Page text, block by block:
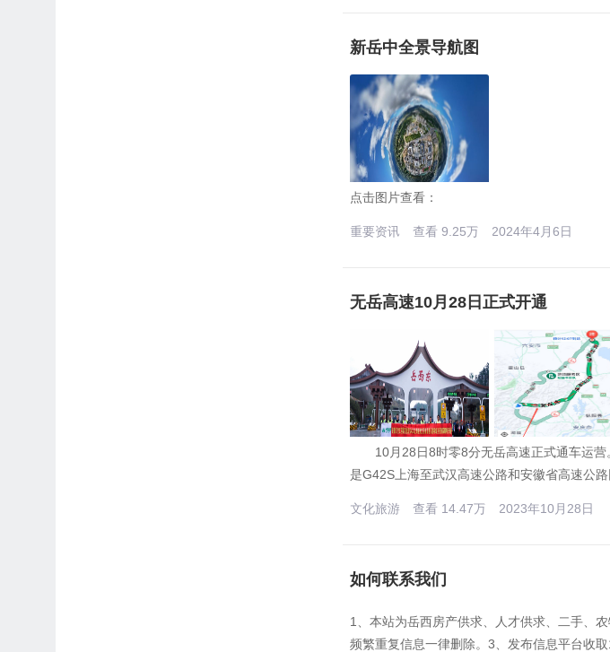
新岳中全景导航图
点击图片查看：
重要资讯 查看 9.25万 2024年4月6日
无岳高速10月28日正式开通
10月28日8时零8分无岳高速正式通车运营
是G42S上海至武汉高速公路和安徽省高速公
文化旅游 查看 14.47万 2023年10月28日
如何联系我们
1、本站为岳西房产供求、人才供求、二手、
频繁重复信息一律删除。3、发布信息平台收